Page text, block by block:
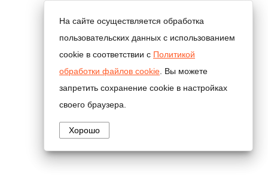
На сайте осуществляется обработка
пользовательских данных с использованием
cookie в соответствии с Политикой
обработки файлов cookie . Вы можете
запретить сохранение cookie в настройках
своего браузера.
Хорошо